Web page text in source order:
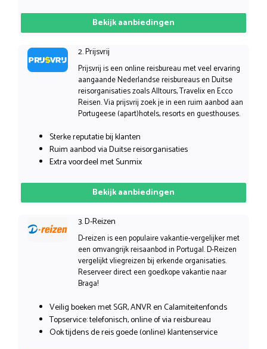
Bekijk aanbiedingen
2. Prijsvrij
Prijsvrij is een online reisbureau met veel ervaring
aangaande Nederlandse reisbureaus en Duitse
reisorganisaties zoals Alltours, Travelix en Ecco
Reisen. Via prijsvrij zoek je in een ruim aanbod aan
Portugeese (apart)hotels, resorts en guesthouses.
Sterke reputatie bij klanten
Ruim aanbod via Duitse reisorganisaties
Extra voordeel met Sunmix
Bekijk aanbiedingen
3. D-Reizen
D-reizen is een populaire vakantie-vergelijker met
een omvangrijk reisaanbod in Portugal. D-Reizen
vergelijkt vliegreizen bij erkende organisaties.
Reserveer direct een goedkope vakantie naar
Braga!
Veilig boeken met SGR, ANVR en Calamiteitenfonds
Topservice: telefonisch, online of via reisbureau
Ook tijdens de reis goede (online) klantenservice